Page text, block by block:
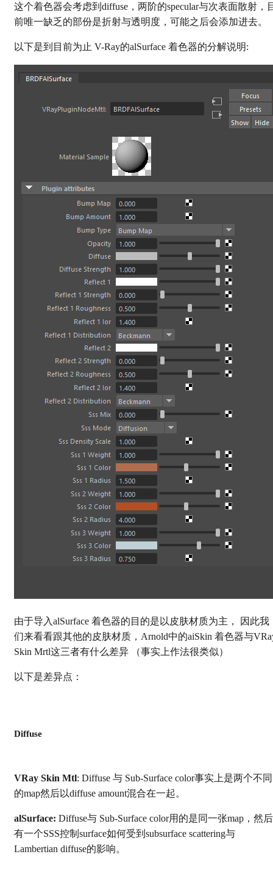
这个着色器会考虑到diffuse，两阶的specular与次表面散射，
前唯一缺乏的部份是折射与透明度，可能之后会添加进去。
以下是到目前为止 V-Ray的alSurface 着色器的分解说明:
由于导入alSurface 着色器的目的是以皮肤材质为主， 因此我
们来看看跟其他的皮肤材质，Arnold中的aiSkin 着色器与
Skin Mrtl这三者有什么差异 （事实上作法很类似）
以下是差异点：
Diffuse
VRay Skin Mtl: Diffuse 与 Sub-Surface color事实上是两个不同
的map然后以diffuse amount混合在一起。
alSurface: Diffuse与 Sub-Surface color用的是同一张map，然后
有一个SSS控制surface如何受到subsurface scattering与
Lambertian diffuse的影响。